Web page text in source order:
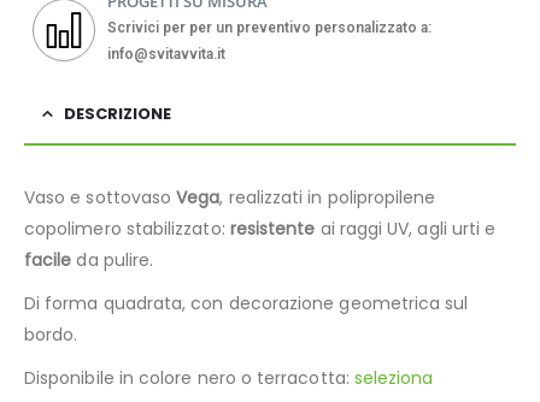
Scrivici per per un preventivo personalizzato a:
info@svitavvita.it
DESCRIZIONE
Vaso e sottovasoVega, realizzati in polipropilene
copolimero stabilizzato: resistente ai raggi UV, agli urti e
facile da pulire.
Di forma quadrata, con decorazione geometrica sul
bordo.
Disponibile in colore nero o terracotta: seleziona